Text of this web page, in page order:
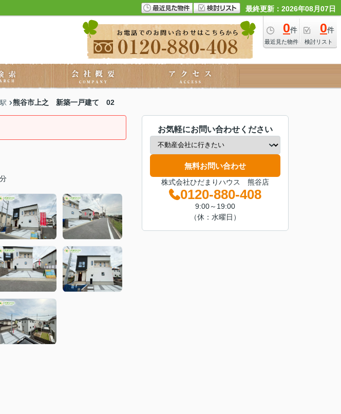
最終更新：2026年08月07日
0件
最近見た物件
0件
検討リスト
熊谷市上之 新築一戸建て 02
お気軽にお問い合わせください
無料お問い合わせ
株式会社ひだまりハウス 熊谷店
0120-880-408
9:00～19:00
（休：水曜日）